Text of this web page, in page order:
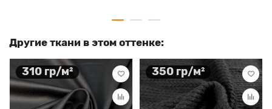
Другие ткани в этом оттенке:
310 гр/м² 350 гр/м²